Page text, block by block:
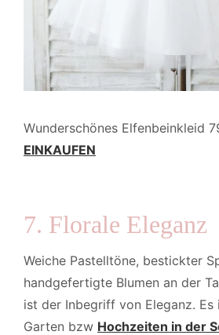
Wunderschönes Elfenbeinkleid
EINKAUFEN
7. Florale Eleganz
Weiche Pastelltöne, bestickter
handgefertigte Blumen an der
ist der Inbegriff von Eleganz.
Garten bzw Hochzeiten in der